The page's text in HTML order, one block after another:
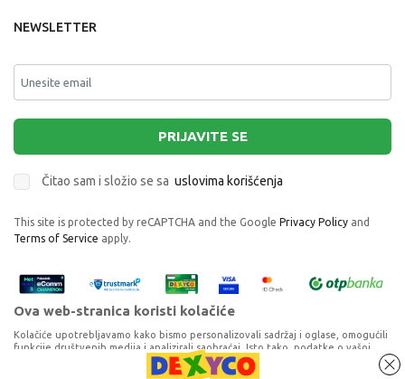
NEWSLETTER
PRIJAVITE SE
Čitao sam i složio se sa uslovima korišćenja
This site is protected by reCAPTCHA and the Google Privacy Policy and
Terms of Service apply.
Ova web-stranica koristi kolačiće
Kolačiće upotrebljavamo kako bismo personalizovali sadržaj i oglase, omogućili
funkcije društvenih medija i analizirali saobraćaj. Isto tako, podatke o vašoj
upotrebi naše web-lokacije delimo s partnerima za društvene medije,
oglašavanje i analizu, a oni ih mogu kombinovati s drugim podacima koje ste im